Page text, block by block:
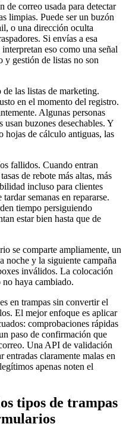
de correo usada para detectar
limpias. Puede ser un buzón
o una dirección oculta
Si envías a esa
eso como una señal
y gestión de listas no son
las listas de marketing.
en el momento del registro.
Algunas personas
buzones desechables. Y
hojas de cálculo antiguas, las
fallidos. Cuando entran
de rebote más altas, más
incluso para clientes
semanas en repararse.
tiempo persiguiendo
estar bien hasta que de
se comparte ampliamente, un
noche y la siguiente campaña
inválidos. La colocación
haya cambiado.
en trampas sin convertir el
El mejor enfoque es aplicar
comprobaciones rápidas
paso de confirmación que
Una API de validación
claramente malas en
apenas noten el
tipos de trampas